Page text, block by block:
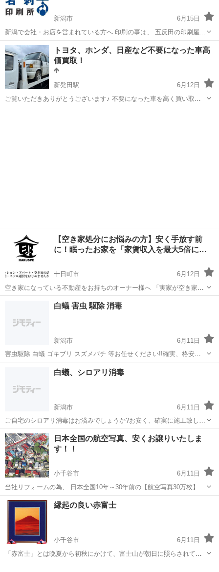
新潟市
6月15日
新潟で会社・お店を営まれている方へ 印刷の事は、 五反田の印刷屋
【BUSINESS名刺印刷所】にお任せください！ 個人事業主様、新規開
業の代表者様 大歓迎！ 名刺・ショップカード・ポイントカー
ド、、、 印刷...
新潟 新潟市 その他 名刺
トヨタ、ホンダ、日産など不要になった車高
価買取！
新発田駅
6月12日
ご覧いただきありがとうございます♪ 不要になった車を高く買い取ら
【空き家処分にお悩みの方】安く手放す前
に！眠ったお家を「家賃収入を最大5倍に
十日町市
6月12日
空き家になっている不動産をお持ちのオーナー様へ 「実家が空き家に
なったまま、使い道がない…🤔」 「売りに出そうか迷っているけれ
ど、査定が安くて悩む…💧」 「誰も住んでいないのに、固定資産税や
十日町市 その他 物件
白蟻 害虫 駆除 消毒
新潟市
6月11日
害虫駆除 白蟻 ゴキブリ スズメバチ 等お任せください!!確実、格安に
施工させていただきます。 経験17年、多くの業者様から施工業として
お客様、個人様と接して来ましたが、聞くとかなりの金額！直接連絡
その他 スズメバチ
白蟻、シロアリ消毒
新潟市
6月11日
ご自宅のシロアリ消毒はお済みでしょうか?お安く、確実に施工致しま
す。経験は10年以上のベテランですので安心してお任せください。金
額は広さによりますが大体50000〜70000以内で可能です。
新潟 新潟市 その他
日本全国の航空写真、安くお譲りいたしま
す！！
小千谷市
6月11日
当社リフォームの為、 日本全国10年～30年前の【航空写真30万枚】を
お安くお譲り致します。 大きさ：半切（356mm:432㎜）です。 量：
２ｔロング箱バン又は、４ｔ箱バンのトラックが必要となります。 通
新潟 小千谷市 その他 ホームページ
縁起の良い赤富士
小千谷市
6月11日
「赤富士」とは晩夏から初秋にかけて、富士山が朝日に照らされて赤